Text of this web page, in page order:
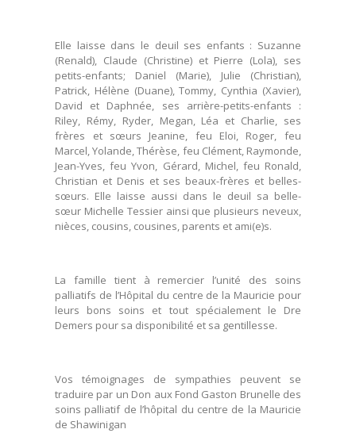
Elle laisse dans le deuil ses enfants : Suzanne
(Renald), Claude (Christine) et Pierre (Lola), ses
petits-enfants; Daniel (Marie), Julie (Christian),
Patrick, Hélène (Duane), Tommy, Cynthia (Xavier),
David et Daphnée, ses arrière-petits-enfants :
Riley, Rémy, Ryder, Megan, Léa et Charlie, ses
frères et sœurs Jeanine, feu Eloi, Roger, feu
Marcel, Yolande, Thérèse, feu Clément, Raymonde,
Jean-Yves, feu Yvon, Gérard, Michel, feu Ronald,
Christian et Denis et ses beaux-frères et belles-
sœurs. Elle laisse aussi dans le deuil sa belle-
sœur Michelle Tessier ainsi que plusieurs neveux,
nièces, cousins, cousines, parents et ami(e)s.
La famille tient à remercier l’unité des soins
palliatifs de l’Hôpital du centre de la Mauricie pour
leurs bons soins et tout spécialement le Dre
Demers pour sa disponibilité et sa gentillesse.
Vos témoignages de sympathies peuvent se
traduire par un Don aux Fond Gaston Brunelle des
soins palliatif de l’hôpital du centre de la Mauricie
de Shawinigan